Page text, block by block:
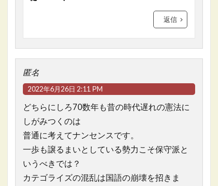
返信
匿名
2022年6月26日 2:11 PM
どちらにしろ70数年も昔の時代遅れの憲法に
しがみつくのは
普通に考えてナンセンスです。
一歩も譲るまいとしている勢力こそ保守派と
いうべきでは？
カテゴライズの混乱は国語の崩壊を招きま